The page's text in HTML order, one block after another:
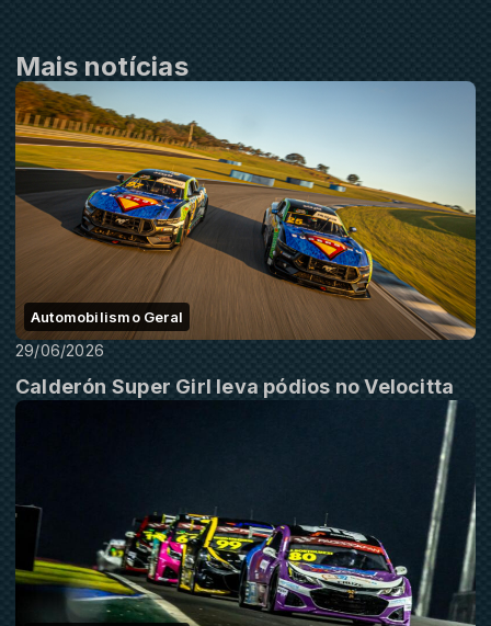
Mais notícias
Automobilismo Geral
29/06/2026
Calderón Super Girl leva pódios no Velocitta